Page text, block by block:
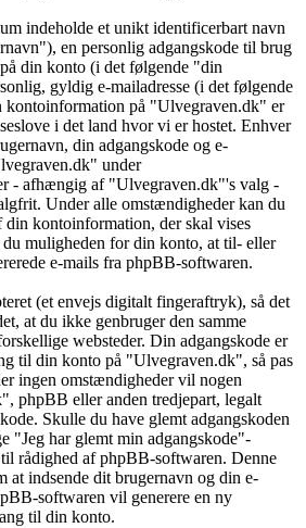
indeholde et unikt identificerbart navn
en personlig adgangskode til brug
din konto (i det følgende "din
gyldig e-mailadresse (i det følgende
kontoinformation på "Ulvegraven.dk" er
i det land hvor vi er hostet. Enhver
din adgangskode og e-
under
- afhængig af "Ulvegraven.dk"'s valg -
Under alle omstændigheder kan du
kontoinformation, der skal vises
muligheden for din konto, at til- eller
e-mails fra phpBB-softwaren.
(et envejs digitalt fingeraftryk), så det
at du ikke genbruger den samme
websteder. Din adgangskode er
til din konto på "Ulvegraven.dk", så pas
ingen omstændigheder vil nogen
phpBB eller anden tredjepart, legalt
Skulle du have glemt adgangskoden
"Jeg har glemt min adgangskode"-
rådighed af phpBB-softwaren. Denne
at indsende dit brugernavn og din e-
softwaren vil generere en ny
til din konto.